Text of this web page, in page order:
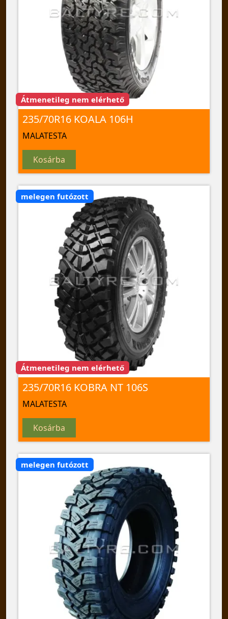
Átmenetileg nem elérhető
235/70R16 KOALA 106H
MALATESTA
Kosárba
melegen futózott
Átmenetileg nem elérhető
235/70R16 KOBRA NT 106S
MALATESTA
Kosárba
melegen futózott